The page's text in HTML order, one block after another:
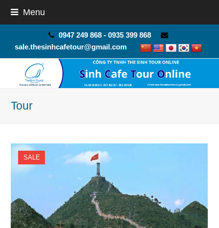
Menu
0947 249 868 - 0935 399 868
sale.thesinhcafetour@gmail.com
Tour
SALE